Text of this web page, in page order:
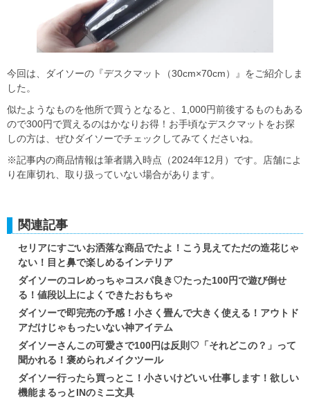
今回は、ダイソーの『デスクマット（30cm×70cm）』をご紹介しま
した。
似たようなものを他所で買うとなると、1,000円前後するものもある
ので300円で買えるのはかなりお得！お手頃なデスクマットをお探
しの方は、ぜひダイソーでチェックしてみてくださいね。
※記事内の商品情報は筆者購入時点（2024年12月）です。店舗によ
り在庫切れ、取り扱っていない場合があります。
関連記事
セリアにすごいお洒落な商品でたよ！こう見えてただの造花じゃ
ない！目と鼻で楽しめるインテリア
ダイソーのコレめっちゃコスパ良き♡たった100円で遊び倒せ
る！値段以上によくできたおもちゃ
ダイソーで即完売の予感！小さく畳んで大きく使える！アウトド
アだけじゃもったいない神アイテム
ダイソーさんこの可愛さで100円は反則♡「それどこの？」って
聞かれる！褒められメイクツール
ダイソー行ったら買っとこ！小さいけどいい仕事します！欲しい
機能まるっとINのミニ文具